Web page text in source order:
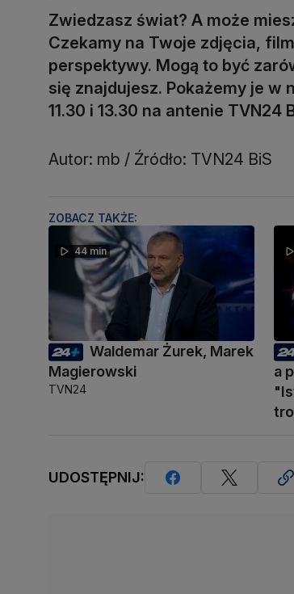
Zwiedzasz świat? A może
Czekamy na Twoje zdjęcia,
perspektywy. Mogą to być
się znajdujesz. Pokażemy je w
11.30 i 13.30 na antenie TVN24
Autor: mb / Źródło: TVN24 BiS
ZOBACZ TAKŻE:
44 min
Waldemar Żurek, Marek
Magierowski
TVN24
a
UDOSTĘPNIJ: